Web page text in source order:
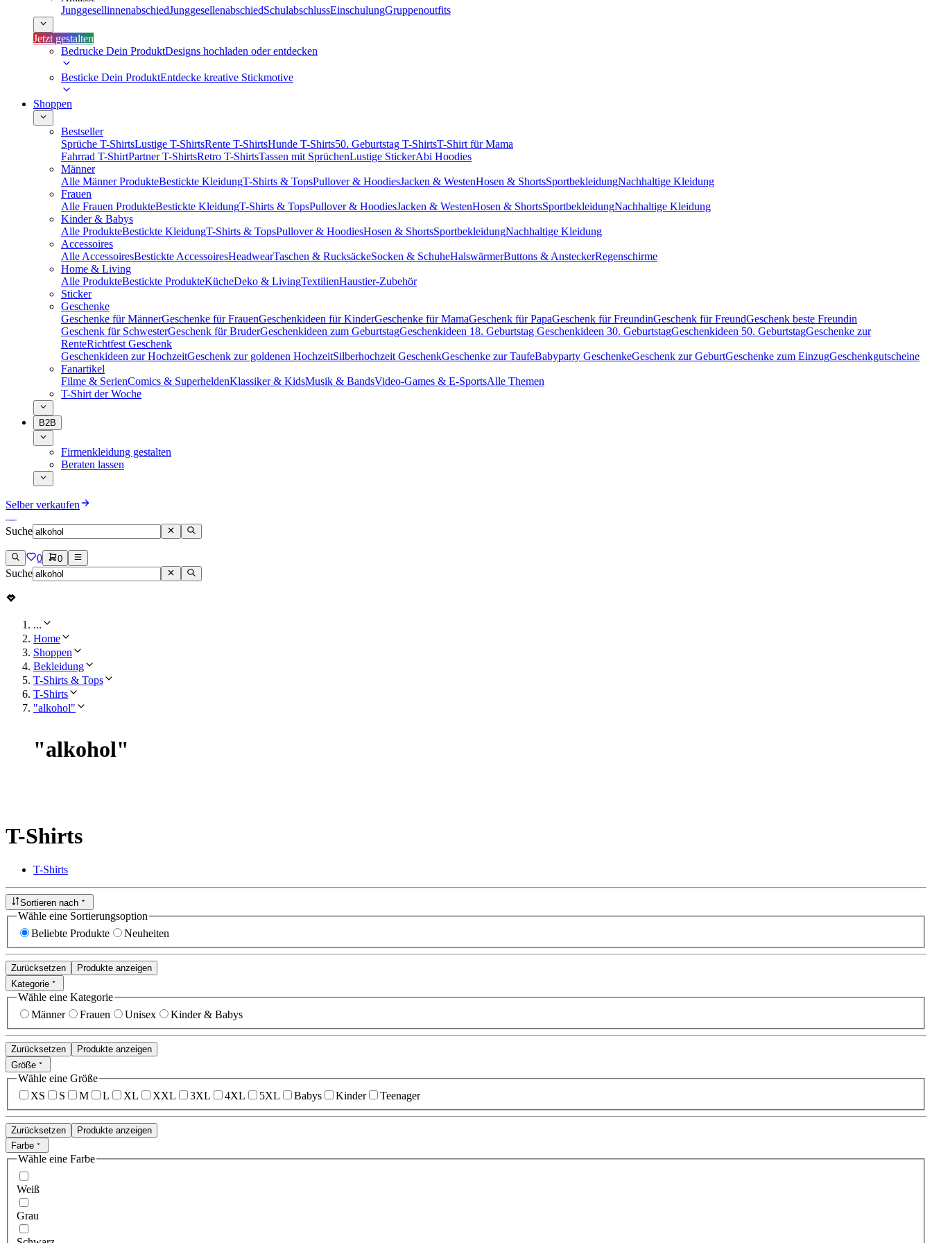
JunggesellinnenabschiedJunggesellenabschiedSchulabschlussEinschulungGruppenoutfits
Jetzt gestalten
Bedrucke Dein ProduktDesigns hochladen oder entdecken
Besticke Dein ProduktEntdecke kreative Stickmotive
Shoppen
Bestseller
Sprüche T-ShirtsLustige T-ShirtsRente T-ShirtsHunde T-Shirts50. Geburtstag T-ShirtsT-Shirt für Mama
Fahrrad T-ShirtPartner T-ShirtsRetro T-ShirtsTassen mit SprüchenLustige StickerAbi Hoodies
Männer
Alle Männer ProdukteBestickte KleidungT-Shirts & TopsPullover & HoodiesJacken & WestenHosen & ShortsSportbekleidungNachhaltige Kleidung
Frauen
Alle Frauen ProdukteBestickte KleidungT-Shirts & TopsPullover & HoodiesJacken & WestenHosen & ShortsSportbekleidungNachhaltige Kleidung
Kinder & Babys
Alle ProdukteBestickte KleidungT-Shirts & TopsPullover & HoodiesHosen & ShortsSportbekleidungNachhaltige Kleidung
Accessoires
Alle AccessoiresBestickte AccessoiresHeadwearTaschen & RucksäckeSocken & SchuheHalswärmerButtons & AnsteckerRegenschirme
Home & Living
Alle ProdukteBestickte ProdukteKücheDeko & LivingTextilienHaustier-Zubehör
Sticker
Geschenke
Geschenke für MännerGeschenke für FrauenGeschenkideen für KinderGeschenke für MamaGeschenk für PapaGeschenk für FreundinGeschenk für FreundGeschenk beste Freundin
Geschenk für SchwesterGeschenk für BruderGeschenkideen zum GeburtstagGeschenkideen 18. Geburtstag Geschenkideen 30. GeburtstagGeschenkideen 50. GeburtstagGeschenke zur
RenteRichtfest Geschenk
Geschenkideen zur HochzeitGeschenk zur goldenen HochzeitSilberhochzeit GeschenkGeschenke zur TaufeBabyparty GeschenkeGeschenk zur GeburtGeschenke zum EinzugGeschenkgutscheine
Fanartikel
Filme & SerienComics & SuperheldenKlassiker & KidsMusik & BandsVideo-Games & E-SportsAlle Themen
T-Shirt der Woche
B2B
Firmenkleidung gestalten
Beraten lassen
Selber verkaufen
Suche
0 0
Suche
...
Home
Shoppen
Bekleidung
T-Shirts & Tops
T-Shirts
"alkohol"
"alkohol"
T-Shirts
T-Shirts
Sortieren nach
Wähle eine Sortierungsoption
Beliebte Produkte
Neuheiten
Zurücksetzen
Produkte anzeigen
Kategorie
Wähle eine Kategorie
Männer
Frauen Unisex Kinder & Babys
Zurücksetzen
Produkte anzeigen
Größe
Wähle eine Größe
XS
S M L XL XXL 3XL 4XL 5XL Babys Kinder Teenager
Zurücksetzen
Produkte anzeigen
Farbe
Wähle eine Farbe
Weiß
Grau